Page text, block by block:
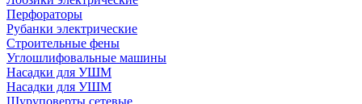
Перфораторы
Рубанки электрические
Строительные фены
Углошлифовальные машины
Насадки для УШМ
Насадки для УШМ
Шуруповерты сетевые